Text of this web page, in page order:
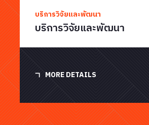
บริการวิจัยและพัฒนา
บริการวิจัยและพัฒนา
MORE DETAILS